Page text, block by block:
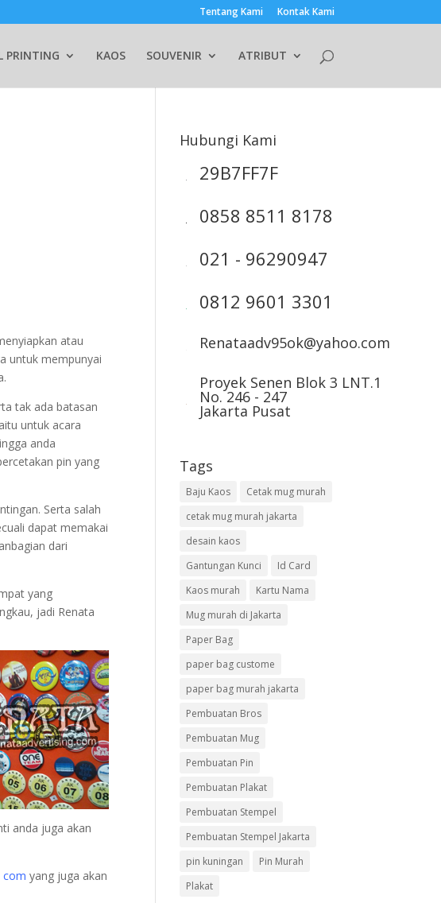
Tentang Kami Kontak Kami
PRINTING KAOS SOUVENIR ATRIBUT
atau
untuk mempunyai
tak ada batasan
untuk acara
anda
pin yang
Serta salah
dapat memakai
dari
yang
jadi Renata
anda juga akan
comyang juga akan
Hubungi Kami
29B7FF7F
0858 8511 8178
021 - 96290947
0812 9601 3301
Renataadv95ok@yahoo.com
Proyek Senen Blok 3 LNT.1
No. 246 - 247
Jakarta Pusat
Tags
Baju Kaos
Cetak mug murah
cetak mug murah jakarta
desain kaos
Gantungan Kunci
Id Card
Kaos murah
Kartu Nama
Mug murah di Jakarta
Paper Bag
paper bag custome
paper bag murah jakarta
Pembuatan Bros
Pembuatan Mug
Pembuatan Pin
Pembuatan Plakat
Pembuatan Stempel
Pembuatan Stempel Jakarta
pin kuningan
Pin Murah
Plakat